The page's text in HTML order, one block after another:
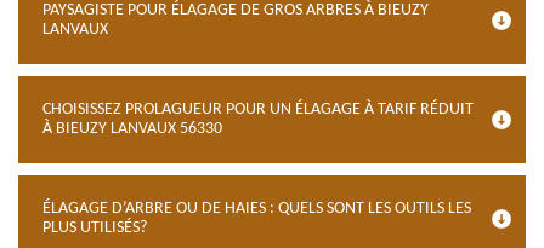
PAYSAGISTE POUR ÉLAGAGE DE GROS ARBRES À BIEUZY
LANVAUX
CHOISISSEZ PROLAGUEUR POUR UN ÉLAGAGE À TARIF RÉDUIT
À BIEUZY LANVAUX 56330
ÉLAGAGE D’ARBRE OU DE HAIES : QUELS SONT LES OUTILS LES
PLUS UTILISÉS?